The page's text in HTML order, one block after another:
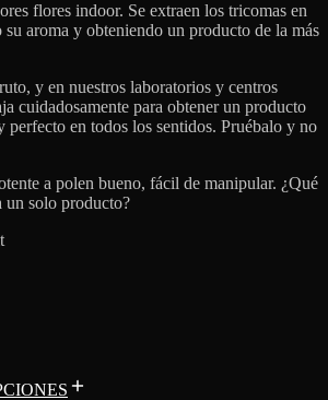
flores indoor. Se extraen los tricomas en
aroma y obteniendo un producto de la más
y en nuestros laboratorios y centros
cuidadosamente para obtener un producto
perfecto en todos los sentidos. Pruébalo y no
a polen bueno, fácil de manipular. ¿Qué
un solo producto?